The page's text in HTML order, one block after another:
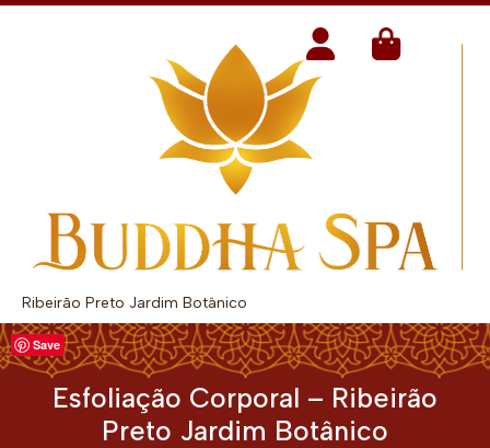
Ribeirão Preto Jardim Botânico
Esfoliação Corporal – Ribeirão
Preto Jardim Botânico
Save